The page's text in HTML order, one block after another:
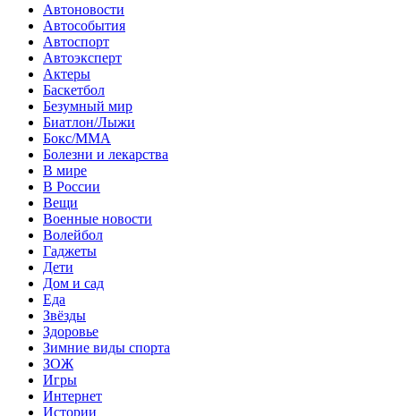
Автоновости
Автособытия
Автоспорт
Автоэксперт
Актеры
Баскетбол
Безумный мир
Биатлон/Лыжи
Бокс/MMA
Болезни и лекарства
В мире
В России
Вещи
Военные новости
Волейбол
Гаджеты
Дети
Дом и сад
Еда
Звёзды
Здоровье
Зимние виды спорта
ЗОЖ
Игры
Интернет
Истории